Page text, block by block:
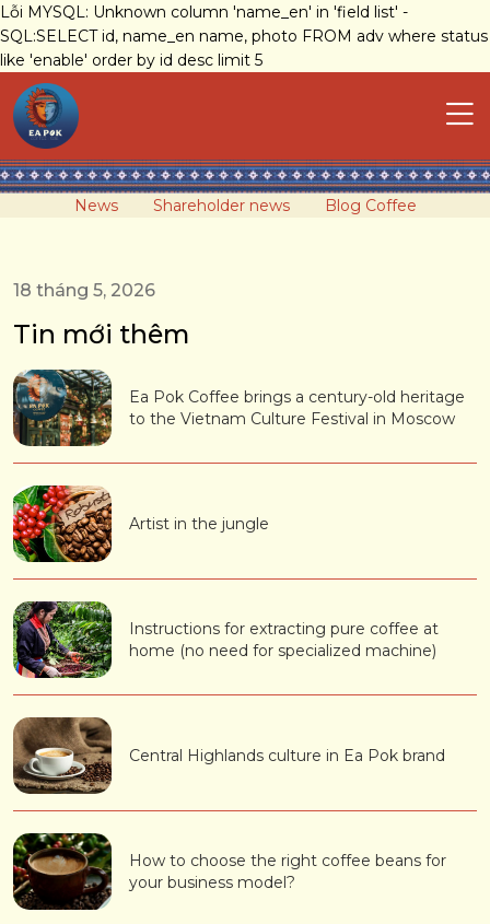
Lỗi MYSQL: Unknown column 'name_en' in 'field list' -
SQL:SELECT id, name_en name, photo FROM adv where status
like 'enable' order by id desc limit 5
News Shareholder news Blog Coffee
18 tháng 5, 2026
Tin mới thêm
Ea Pok Coffee brings a century-old heritage
to the Vietnam Culture Festival in Moscow
Artist in the jungle
Instructions for extracting pure coffee at
home (no need for specialized machine)
Central Highlands culture in Ea Pok brand
How to choose the right coffee beans for
your business model?